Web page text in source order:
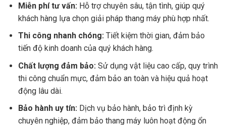
Miễn phí tư vấn: Hỗ trợ chuyên sâu, tận tình, giúp quý
khách hàng lựa chọn giải pháp thang máy phù hợp nhất.
Thi công nhanh chóng:Tiết kiệm thời gian, đảm bảo
tiến độ kinh doanh của quý khách hàng.
Chất lượng đảm bảo:Sử dụng vật liệu cao cấp, quy trình
thi công chuẩn mực, đảm bảo an toàn và hiệu quả hoạt
động lâu dài.
Bảo hành uy tín:Dịch vụ bảo hành, bảo trì định kỳ
chuyên nghiệp, đảm bảo thang máy luôn hoạt động ổn